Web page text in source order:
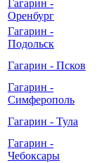
Гагарин -
Оренбург
Гагарин -
Подольск
Гагарин - Псков
Гагарин -
Симферополь
Гагарин - Тула
Гагарин -
Чебоксары